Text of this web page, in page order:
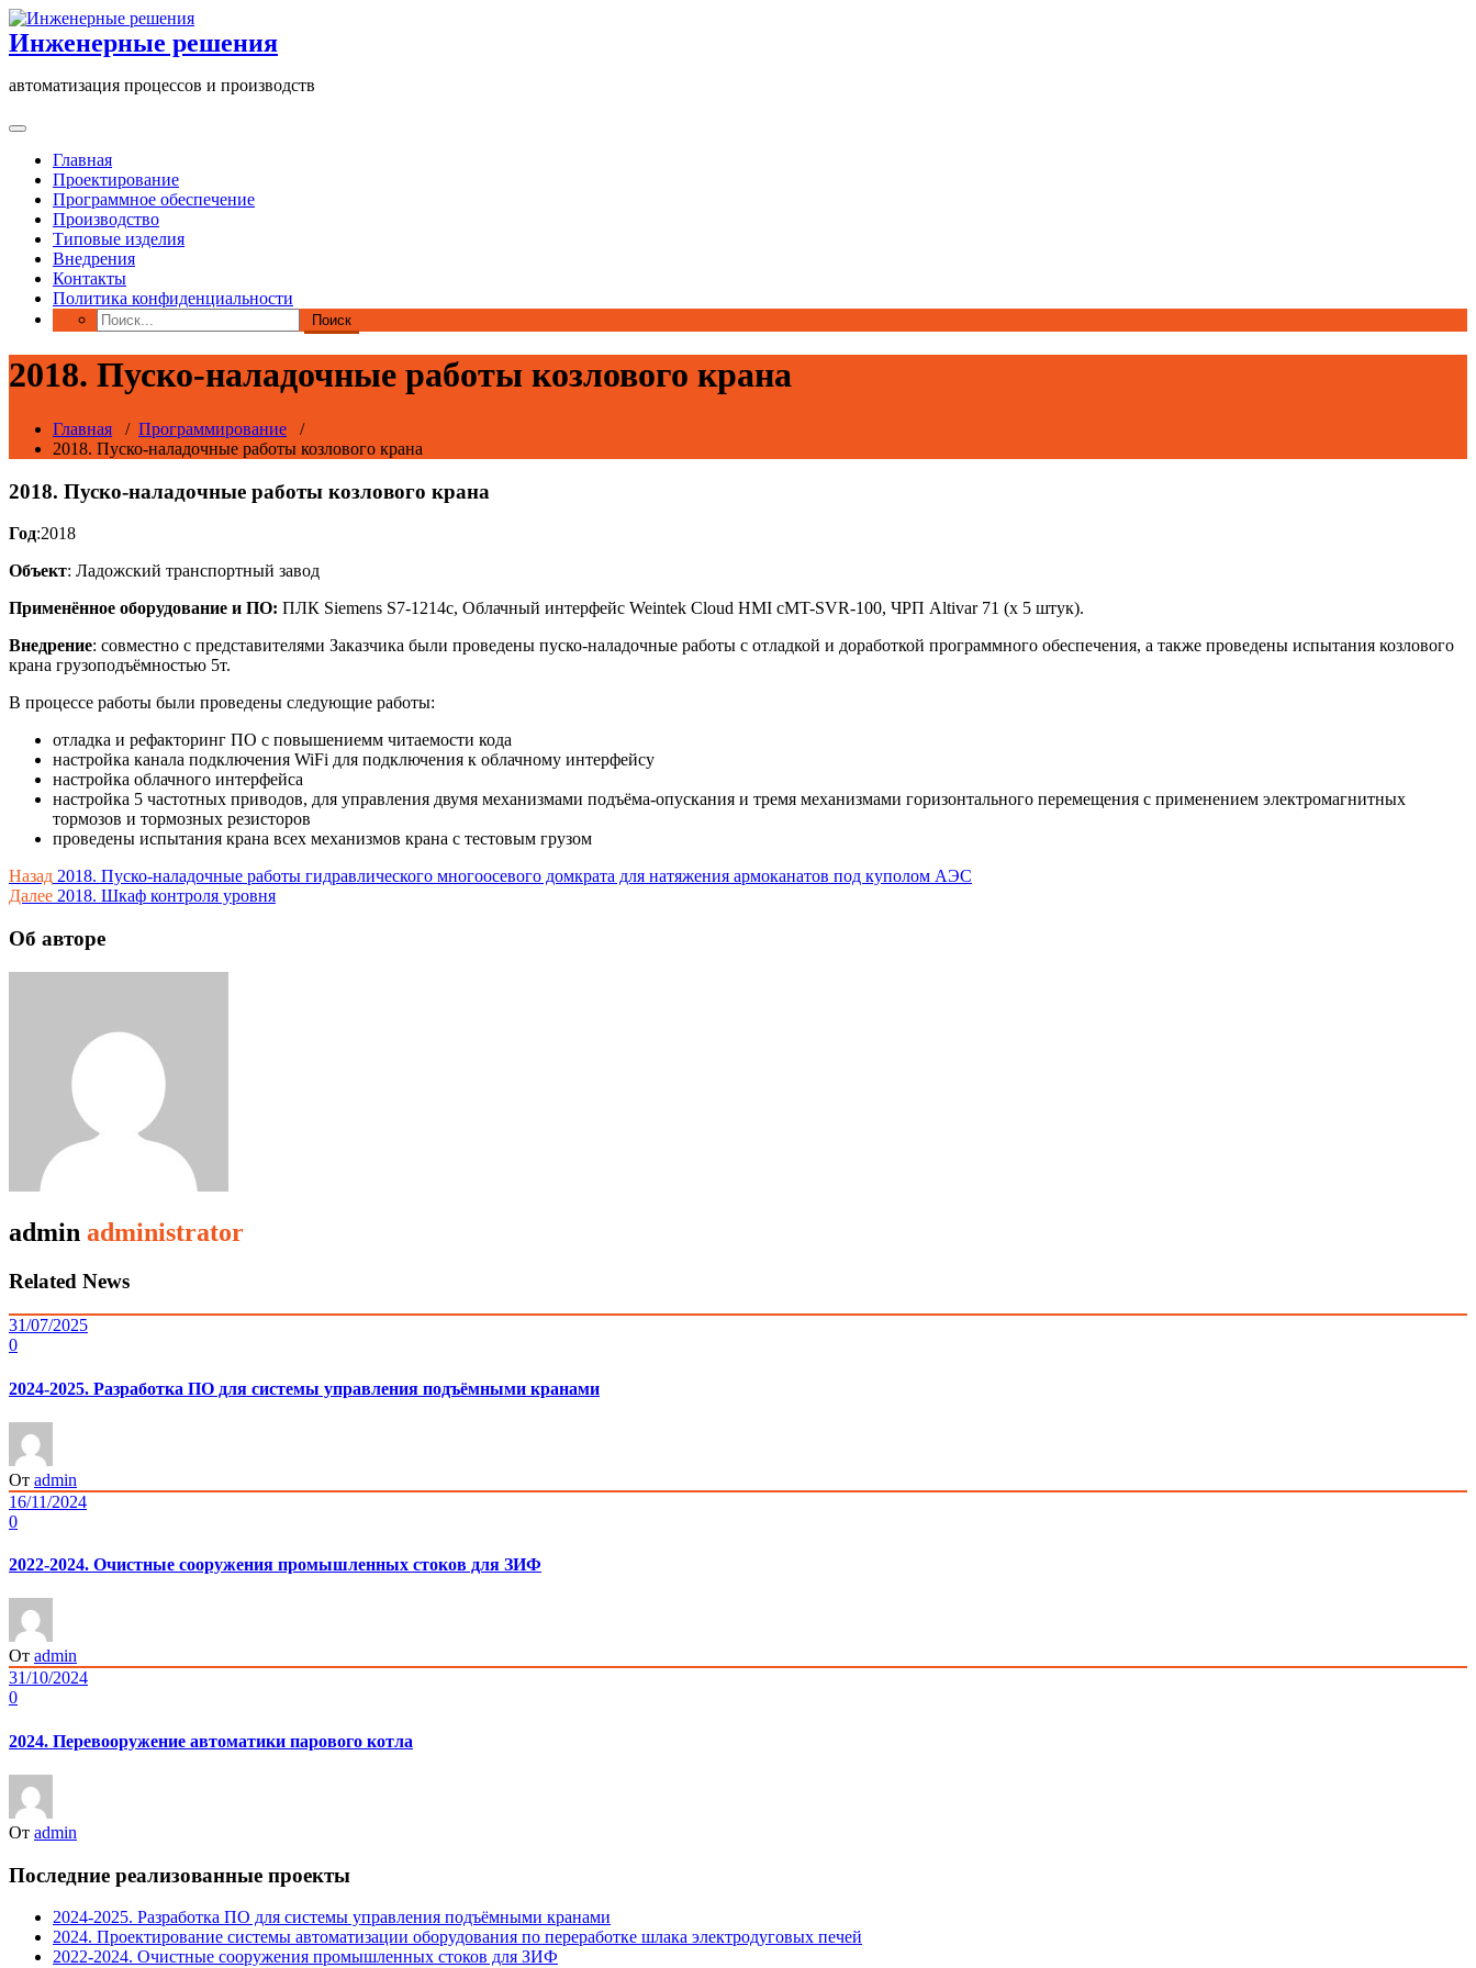
Перейти
к
содержимому
Инженерные решения
автоматизация процессов и производств
Главная
Проектирование
Программное обеспечение
Производство
Типовые изделия
Внедрения
Контакты
Политика конфиденциальности
2018. Пуско-наладочные работы козлового крана
Главная / Программирование /
2018. Пуско-наладочные работы козлового крана
2018. Пуско-наладочные работы козлового крана
Год:2018
Объект: Ладожский транспортный завод
Применённое оборудование и ПО: ПЛК Siemens S7-1214c, Облачный интерфейс Weintek Cloud HMI cMT-SVR-100, ЧРП Altivar 71 (x 5 штук).
Внедрение: совместно с представителями Заказчика были проведены пуско-наладочные работы с отладкой и доработкой программного обеспечения, а также проведены испытания козлового
крана грузоподъёмностью 5т.
В процессе работы были проведены следующие работы:
отладка и рефакторинг ПО с повышениемм читаемости кода
настройка канала подключения WiFi для подключения к облачному интерфейсу
настройка облачного интерфейса
настройка 5 частотных приводов, для управления двумя механизмами подъёма-опускания и тремя механизмами горизонтального перемещения с применением электромагнитных
тормозов и тормозных резисторов
проведены испытания крана всех механизмов крана с тестовым грузом
Навигация
по
записям
Назад 2018. Пуско-наладочные работы гидравлического многоосевого домкрата для натяжения армоканатов под куполом АЭС
Далее 2018. Шкаф контроля уровня
Об авторе
admin administrator
Related News
31/07/2025
0
2024-2025. Разработка ПО для системы управления подъёмными кранами
От admin
16/11/2024
0
2022-2024. Очистные сооружения промышленных стоков для ЗИФ
От admin
31/10/2024
0
2024. Перевооружение автоматики парового котла
От admin
Последние реализованные проекты
2024-2025. Разработка ПО для системы управления подъёмными кранами
2024. Проектирование системы автоматизации оборудования по переработке шлака электродуговых печей
2022-2024. Очистные сооружения промышленных стоков для ЗИФ